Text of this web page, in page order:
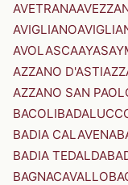
AVETRANA
AVIGLIANO
AVOLASCAAYAS
AZZANO D'ASTI
AZZANO SAN
BACOLI
BADIA CALAVENA
BADIA TEDALDA
BAGNACAVALLO